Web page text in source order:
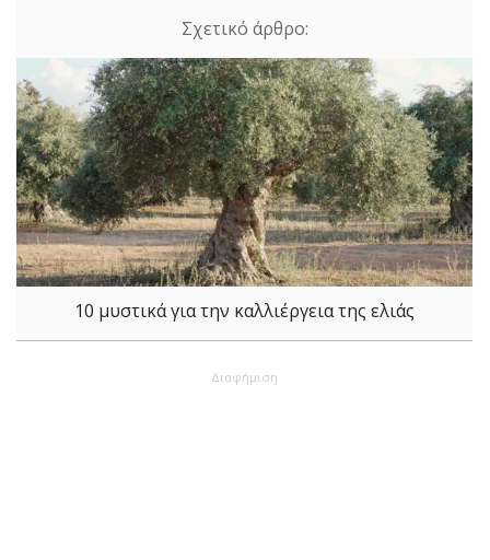
10 μυστικά για την καλλιέργεια της ελιάς
Διαφήμιση